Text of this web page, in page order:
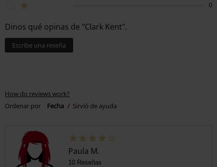
0
Dinos qué opinas de "Clark Kent".
Escribe una reseña
How do reviews work?
Ordenar por
Fecha Sirvió de ayuda
Paula M.
10 Reseñas